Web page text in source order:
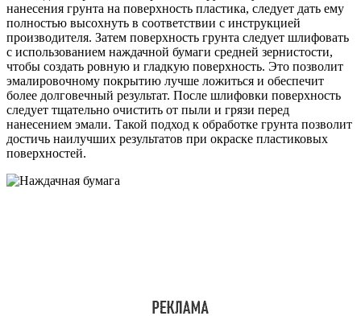
нанесения грунта на поверхность пластика, следует дать ему
полностью высохнуть в соответствии с инструкцией
производителя. Затем поверхность грунта следует шлифовать
с использованием наждачной бумаги средней зернистости,
чтобы создать ровную и гладкую поверхность. Это позволит
эмалировочному покрытию лучше ложиться и обеспечит
более долговечный результат. После шлифовки поверхность
следует тщательно очистить от пыли и грязи перед
нанесением эмали. Такой подход к обработке грунта позволит
достичь наилучших результатов при окраске пластиковых
поверхностей.